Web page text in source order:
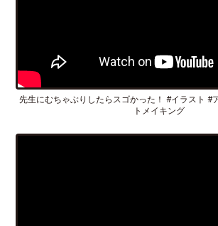
先生にむちゃぶりしたらスゴかった！ #イラスト #
トメイキング